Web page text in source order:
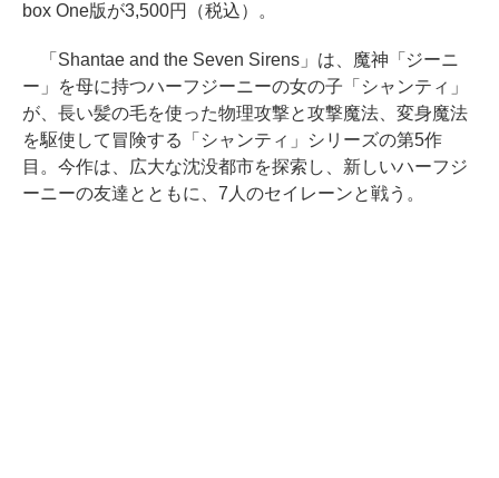
box One版が3,500円（税込）。
「Shantae and the Seven Sirens」は、魔神「ジーニ
ー」を母に持つハーフジーニーの女の子「シャンティ」
が、長い髪の毛を使った物理攻撃と攻撃魔法、変身魔法
を駆使して冒険する「シャンティ」シリーズの第5作
目。今作は、広大な沈没都市を探索し、新しいハーフジ
ーニーの友達とともに、7人のセイレーンと戦う。